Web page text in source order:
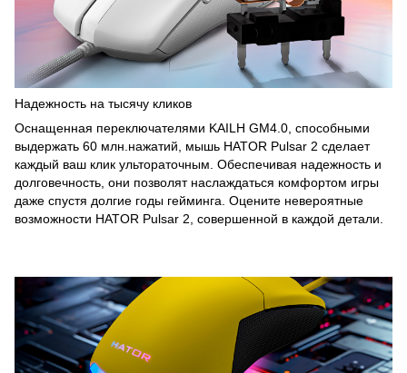
Надежность на тысячу кликов
Оснащенная переключателями KAILH GM4.0, способными
выдержать 60 млн.нажатий, мышь HATOR Pulsar 2 сделает
каждый ваш клик ультораточным. Обеспечивая надежность и
долговечность, они позволят наслаждаться комфортом игры
даже спустя долгие годы гейминга. Оцените невероятные
возможности HATOR Pulsar 2, совершенной в каждой детали.